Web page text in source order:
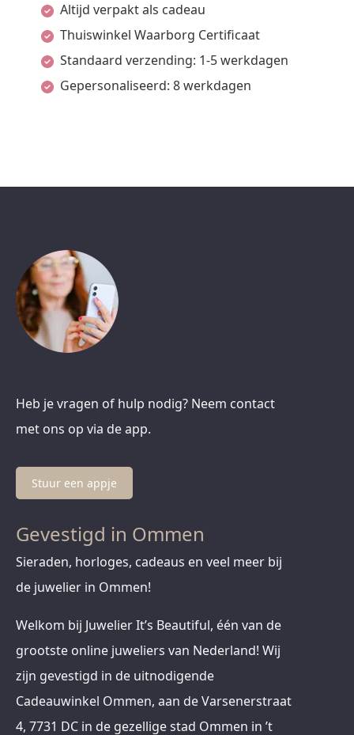
Altijd verpakt als cadeau
Thuiswinkel Waarborg Certificaat
Standaard verzending: 1-5 werkdagen
Gepersonaliseerd: 8 werkdagen
Heb je vragen of hulp nodig? Neem contact
met ons op via de app.
Stuur een appje
Gevestigd in Ommen
Sieraden, horloges, cadeaus en veel meer bij
de juwelier in Ommen!
Welkom bij Juwelier It’s Beautiful, één van de
grootste online juweliers van Nederland! Wij
zijn gevestigd in de uitnodigende
Cadeauwinkel Ommen, aan de Varsenerstraat
4, 7731 DC in de gezellige stad Ommen in ’t